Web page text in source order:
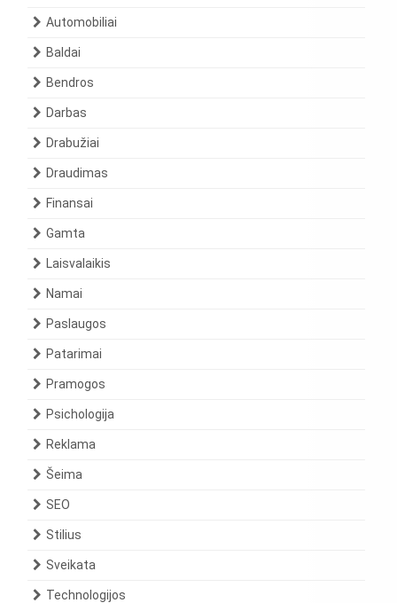
Automobiliai
Baldai
Bendros
Darbas
Drabužiai
Draudimas
Finansai
Gamta
Laisvalaikis
Namai
Paslaugos
Patarimai
Pramogos
Psichologija
Reklama
Šeima
SEO
Stilius
Sveikata
Technologijos